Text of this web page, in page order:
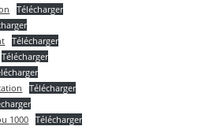
Télécharger
Télécharger
Télécharger
Télécharger
1000 Télécharger